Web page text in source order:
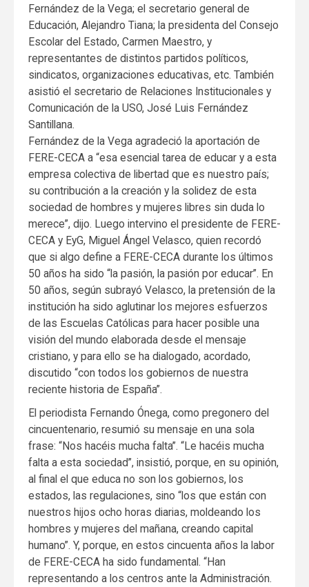
Fernández de la Vega; el secretario general de
Educación, Alejandro Tiana; la presidenta del Consejo
Escolar del Estado, Carmen Maestro, y
representantes de distintos partidos políticos,
sindicatos, organizaciones educativas, etc. También
asistió el secretario de Relaciones Institucionales y
Comunicación de la USO, José Luis Fernández
Santillana.
Fernández de la Vega agradeció la aportación de
FERE-CECA a “esa esencial tarea de educar y a esta
empresa colectiva de libertad que es nuestro país;
su contribución a la creación y la solidez de esta
sociedad de hombres y mujeres libres sin duda lo
merece”, dijo. Luego intervino el presidente de FERE-
CECA y EyG, Miguel Ángel Velasco, quien recordó
que si algo define a FERE-CECA durante los últimos
50 años ha sido “la pasión, la pasión por educar”. En
50 años, según subrayó Velasco, la pretensión de la
institución ha sido aglutinar los mejores esfuerzos
de las Escuelas Católicas para hacer posible una
visión del mundo elaborada desde el mensaje
cristiano, y para ello se ha dialogado, acordado,
discutido “con todos los gobiernos de nuestra
reciente historia de España”.
El periodista Fernando Ónega, como pregonero del
cincuentenario, resumió su mensaje en una sola
frase: “Nos hacéis mucha falta”. “Le hacéis mucha
falta a esta sociedad”, insistió, porque, en su opinión,
al final el que educa no son los gobiernos, los
estados, las regulaciones, sino “los que están con
nuestros hijos ocho horas diarias, moldeando los
hombres y mujeres del mañana, creando capital
humano”. Y, porque, en estos cincuenta años la labor
de FERE-CECA ha sido fundamental. “Han
representando a los centros ante la Administración.